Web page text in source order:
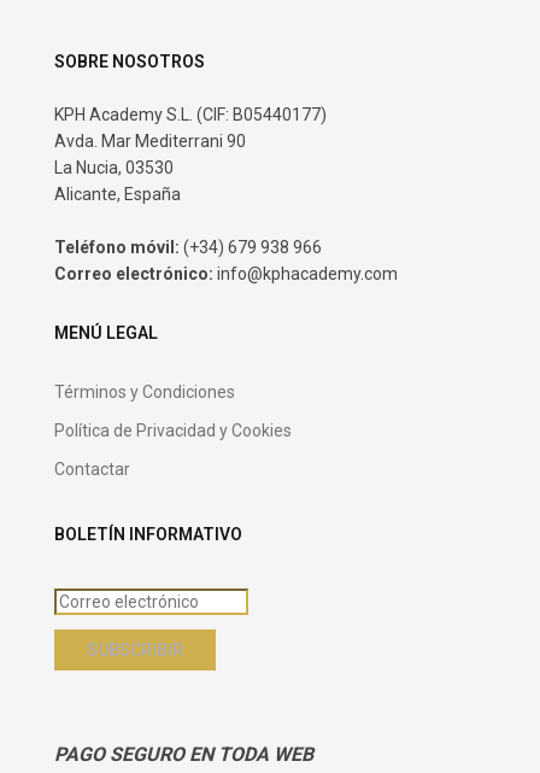
SOBRE NOSOTROS
KPH Academy S.L. (CIF: B05440177)
Avda. Mar Mediterrani 90
La Nucia, 03530
Alicante, España
Teléfono móvil: (+34) 679 938 966
Correo electrónico: info@kphacademy.com
MENÚ LEGAL
Términos y Condiciones
Política de Privacidad y Cookies
Contactar
BOLETÍN INFORMATIVO
PAGO SEGURO EN TODA WEB